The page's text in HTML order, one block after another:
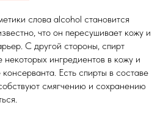
слова alcohol становится
что он пересушивает кожу и
С другой стороны, спирт
некоторых ингредиентов в кожу и
консерванта. Есть спирты в составе
смягчению и сохранению